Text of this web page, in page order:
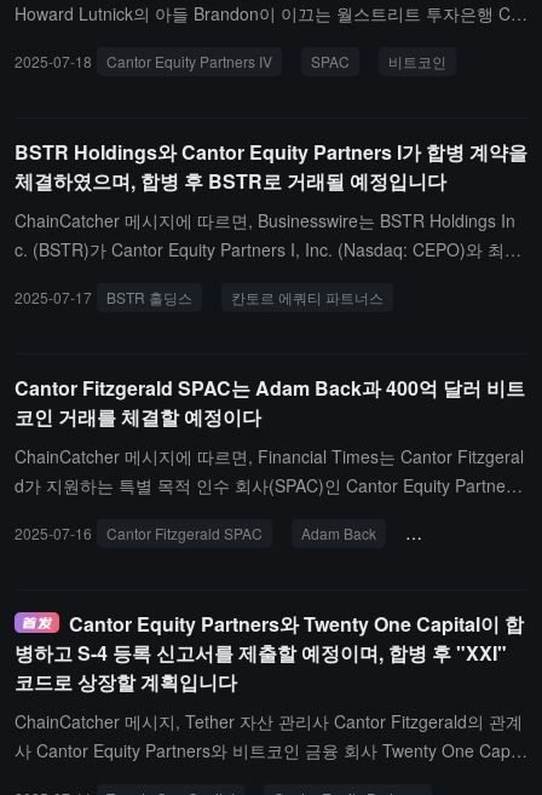
Howard Lutnick의 아들 Brandon이 이끄는 월스트리트 투자은행 Ca
공개 모집(IPO) 신청서를 제출했습니다. 이는 그들의 다섯 번째 SPA
2025-07-18 Cantor Equity Partners IV SPAC 비트코인
BSTR Holdings와 Cantor Equity Partners I가 합병 계약을
체결하였으며, 합병 후 BSTR로 거래될 예정입니다
ChainCatcher 메시지에 따르면, Businesswire는 BSTR Holdings In
c. (BSTR)가 Cantor Equity Partners I, Inc. (Nasdaq: CEPO)와 최종
I, Inc.는 금융 서비스 및 부동산 서비스 지주 회사인 Cantor Fitzgeral
BSTR은 BSTR 시작 시 자산 부채표에 30,021개의 비트코인을 보유
할 것이며, 이는 네 번째로 큰 상장 비트코인 저장소가 될 것이며 최
대 15억 달러의 사모펀드 투자 상장 후 PIPE 자금을 확보할 수 있습
니다.
2025-07-17 BSTR 홀딩스 칸토르 에쿼티 파트너스
Cantor Fitzgerald SPAC는 Adam Back과 400억 달러 비트
코인 거래를 체결할 예정이다
ChainCatcher 메시지에 따르면, Financial Times는 Cantor Fitzgeral
d가 지원하는 특별 목적 인수 회사(SPAC)인 Cantor Equity Partners
~400억 달러 규모의 비트코인을 구매할 계획이라고 보도했습니다.
2025-07-16 Cantor Fitzgerald SPAC Adam Back Cantor Equity
Cantor Equity Partners와 Twenty One Capital이 합
병하고 S-4 등록 신고서를 제출할 예정이며, 합병 후 "XXI"
코드로 상장할 계획입니다
ChainCatcher 메시지, Tether 자산 관리사 Cantor Fitzgerald의 관계
사 Cantor Equity Partners와 비트코인 금융 회사 Twenty One Capit